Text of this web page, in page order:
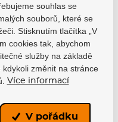
M L XL
Elite
souhlas se
souborů, které se
Stisknutím tlačítka „V
cookies tak, abychom
služby na základě
změnit na stránce
Více informací
V pořádku